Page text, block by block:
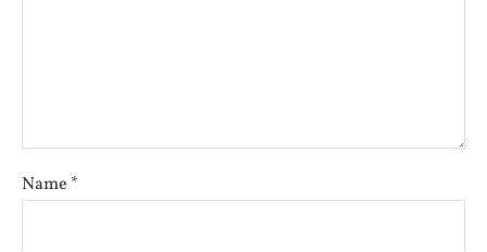
Name *